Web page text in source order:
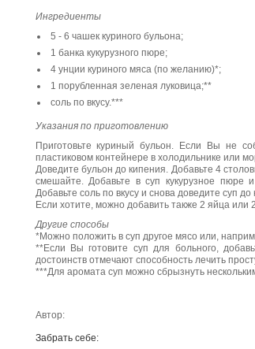
Ингредиенты
5 - 6 чашек куриного бульона;
1 банка кукурузного пюре;
4 унции куриного мяса (по желанию)*;
1 порубленная зеленая луковица;**
соль по вкусу.***
Указания по приготовлению
Приготовьте куриный бульон. Если Вы не
пластиковом контейнере в холодильнике или
Доведите бульон до кипения. Добавьте 4
смешайте. Добавьте в суп кукурузное пюре
Добавьте соль по вкусу и снова доведите суп
Если хотите, можно добавить также 2 яйца или
Другие способы
*Можно положить в суп другое мясо или,
**Если Вы готовите суп для больного,
достоинств отмечают способность лечить
***Для аромата суп можно сбрызнуть
Автор:
Забрать себе: